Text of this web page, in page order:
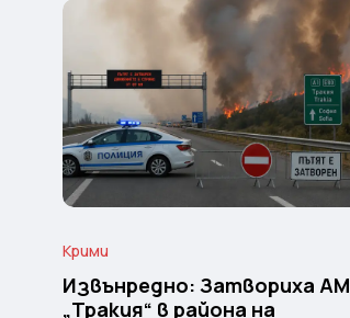
Крими
Извънредно: Затвориха АМ
„Тракия“ в района на